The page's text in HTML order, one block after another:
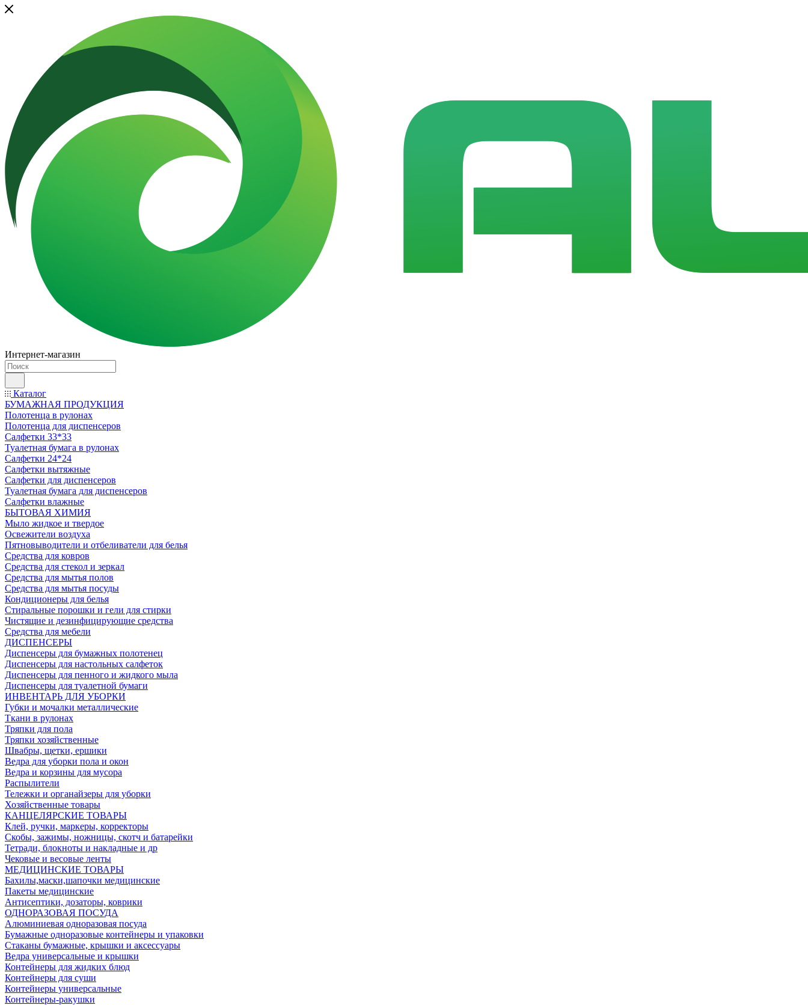
Интернет-магазин
Каталог
БУМАЖНАЯ ПРОДУКЦИЯ
Полотенца в рулонах
Полотенца для диспенсеров
Салфетки 33*33
Туалетная бумага в рулонах
Салфетки 24*24
Салфетки вытяжные
Салфетки для диспенсеров
Туалетная бумага для диспенсеров
Салфетки влажные
БЫТОВАЯ ХИМИЯ
Мыло жидкое и твердое
Освежители воздуха
Пятновыводители и отбеливатели для белья
Средства для ковров
Средства для стекол и зеркал
Средства для мытья полов
Средства для мытья посуды
Кондиционеры для белья
Стиральные порошки и гели для стирки
Чистящие и дезинфицирующие средства
Средства для мебели
ДИСПЕНСЕРЫ
Диспенсеры для бумажных полотенец
Диспенсеры для настольных салфеток
Диспенсеры для пенного и жидкого мыла
Диспенсеры для туалетной бумаги
ИНВЕНТАРЬ ДЛЯ УБОРКИ
Губки и мочалки металлические
Ткани в рулонах
Тряпки для пола
Тряпки хозяйственные
Швабры, щетки, ершики
Ведра для уборки пола и окон
Ведра и корзины для мусора
Распылители
Тележки и органайзеры для уборки
Хозяйственные товары
КАНЦЕЛЯРСКИЕ ТОВАРЫ
Клей, ручки, маркеры, корректоры
Скобы, зажимы, ножницы, скотч и батарейки
Тетради, блокноты и накладные и др
Чековые и весовые ленты
МЕДИЦИНСКИЕ ТОВАРЫ
Бахилы,маски,шапочки медицинские
Пакеты медицинские
Антисептики, дозаторы, коврики
ОДНОРАЗОВАЯ ПОСУДА
Алюминиевая одноразовая посуда
Бумажные одноразовые контейнеры и упаковки
Стаканы бумажные, крышки и аксессуары
Ведра универсальные и крышки
Контейнеры для жидких блюд
Контейнеры для суши
Контейнеры универсальные
Контейнеры-ракушки